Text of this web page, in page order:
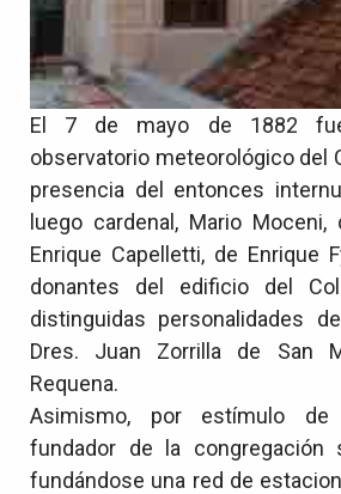
El 7 de mayo de 1882
observatorio meteorológico del
presencia del entonces
luego cardenal, Mario Moceni,
Enrique Capelletti, de Enrique
donantes del edificio del
distinguidas personalidades
Dres. Juan Zorrilla de San
Requena.
Asimismo, por estímulo
fundador de la congregación
fundándose una red de